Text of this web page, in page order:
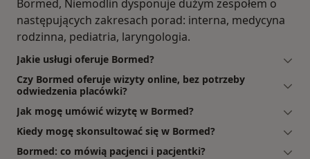
Bormed, Niemodlin dysponuje dużym zespołem o
następujących zakresach porad: interna, medycyna
rodzinna, pediatria, laryngologia.
Jakie usługi oferuje Bormed?
Czy Bormed oferuje wizyty online, bez potrzeby
odwiedzenia placówki?
Jak mogę umówić wizytę w Bormed?
Kiedy mogę skonsultować się w Bormed?
Bormed: co mówią pacjenci i pacjentki?